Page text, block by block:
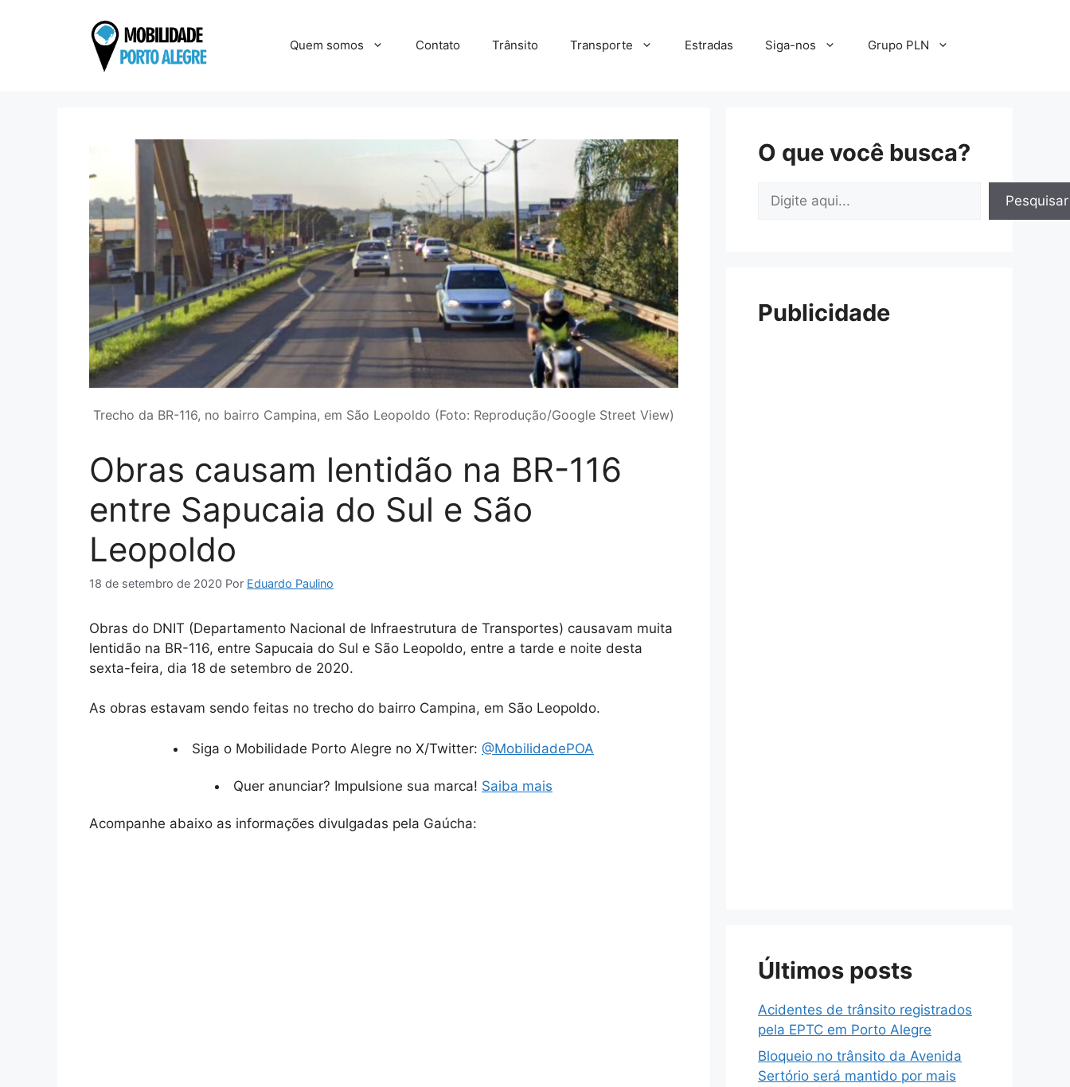
Quem somos Contato Trânsito Transporte Estradas Siga-nos Grupo PLN
Trecho da BR-116, no bairro Campina, em São Leopoldo (Foto: Reprodução/Google Street View)
Obras causam lentidão na BR-116
entre Sapucaia do Sul e São
Leopoldo
18 de setembro de 2020 Por Eduardo Paulino
Obras do DNIT (Departamento Nacional de Infraestrutura de Transportes) causavam muita
lentidão na BR-116, entre Sapucaia do Sul e São Leopoldo, entre a tarde e noite desta
sexta-feira, dia 18 de setembro de 2020.
As obras estavam sendo feitas no trecho do bairro Campina, em São Leopoldo.
Siga o Mobilidade Porto Alegre no X/Twitter: @MobilidadePOA
Quer anunciar? Impulsione sua marca! Saiba mais
Acompanhe abaixo as informações divulgadas pela Gaúcha:
O que você busca?
Pesquisar
Publicidade
Últimos posts
Acidentes de trânsito registrados
pela EPTC em Porto Alegre
Bloqueio no trânsito da Avenida
Sertório será mantido por mais